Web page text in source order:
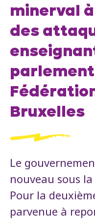
minerval
des
Bruxelles
Le
nouveau sous
Pour la
parvenue à